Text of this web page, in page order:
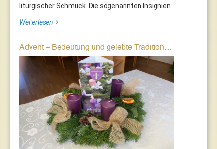
liturgischer Schmuck. Die sogenannten Insignien...
Weiterlesen
Advent – Bedeutung und gelebte Tradition…